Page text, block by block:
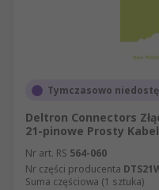
Tymczasowo
Deltron Connectors
21-pinowe Prosty Kabel
Nr art. RS 564-060
Nr części producenta
Suma częściowa (1 sztuka)